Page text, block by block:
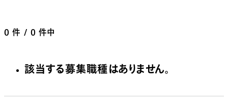
0 件 / 0 件中
該当する募集職種はありません。